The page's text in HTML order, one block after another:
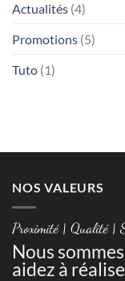
Actualités (4)
Promotions (5)
Tuto (1)
NOS VALEURS
Proximité | Qualité |
Nous
aidez à